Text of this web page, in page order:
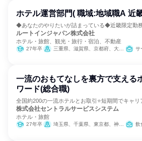
ホテル運営部門( 職域:地域職A 近
◆あなたのやりたいが詰まっている◆近畿限定勤
ルートインジャパン株式会社
ホテル・旅館、観光・旅行・宿泊、不動産
27年卒 三重県、滋賀県、京都府、大阪府、兵庫県、奈良県、和歌山県 サ
一流のおもてなしを裏方で支える
ワード(総合職)
全国約200の一流ホテルとお取引⭐短期間でキャリ
株式会社セントラルサービスシステム
ホテル・旅館
27年卒 埼玉県、千葉県、東京都、神奈川県、富山県、石川県、長野県、岐阜県、静岡県、愛知県、滋賀県、京都府、大阪府、兵庫県、奈良県、広島県、福岡県、佐賀県、長崎県、大分県、宮崎県、鹿児島県、沖縄県 飲